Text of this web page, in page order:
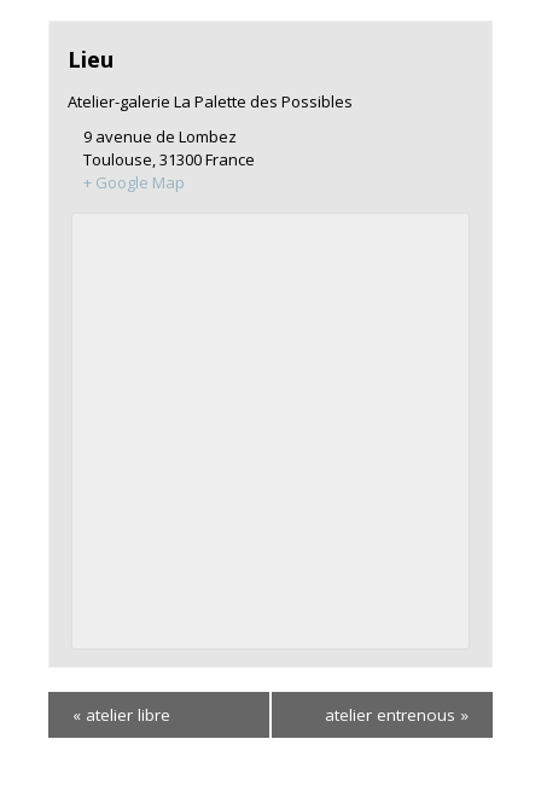
Lieu
Atelier-galerie La Palette des Possibles
9 avenue de Lombez
Toulouse,31300France
+ Google Map
« atelier libre atelier entrenous »